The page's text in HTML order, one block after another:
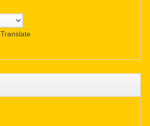
Translate